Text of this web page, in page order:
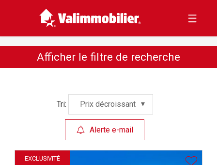
Afficher le filtre de recherche
Tri: Prix décroissant
Alerte e-mail
EXCLUSIVITÉ